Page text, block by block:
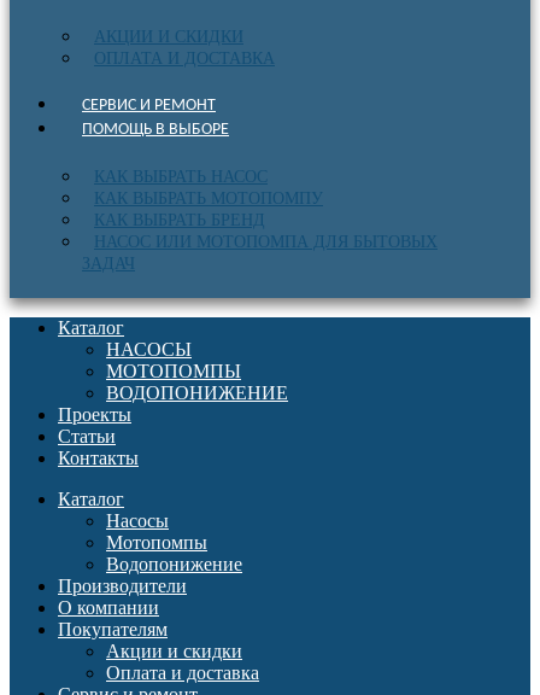
АКЦИИ И СКИДКИ
ОПЛАТА И ДОСТАВКА
СЕРВИС И РЕМОНТ
ПОМОЩЬ В ВЫБОРЕ
КАК ВЫБРАТЬ НАСОС
КАК ВЫБРАТЬ МОТОПОМПУ
КАК ВЫБРАТЬ БРЕНД
НАСОС ИЛИ МОТОПОМПА ДЛЯ БЫТОВЫХ
ЗАДАЧ
Каталог
НАСОСЫ
МОТОПОМПЫ
ВОДОПОНИЖЕНИЕ
Проекты
Статьи
Контакты
Каталог
Насосы
Мотопомпы
Водопонижение
Производители
О компании
Покупателям
Акции и скидки
Оплата и доставка